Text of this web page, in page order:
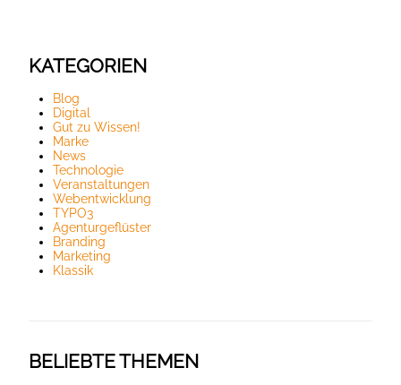
KATEGORIEN
Blog
Digital
Gut zu Wissen!
Marke
News
Technologie
Veranstaltungen
Webentwicklung
TYPO3
Agenturgeflüster
Branding
Marketing
Klassik
BELIEBTE THEMEN